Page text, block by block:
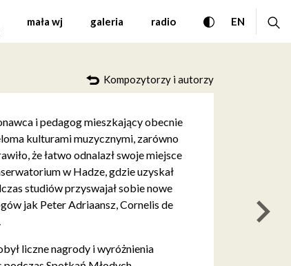
Współczesnej
mała wj galeria radio przełącz
ENCHANGE
Kompozytorzy i autorzy
i pedagog mieszkający obecnie
kulturami muzycznymi, zarówno
że łatwo odnalazł swoje miejsce
w Hadze, gdzie uzyskał
studiów przyswajał sobie nowe
jak Peter Adriaansz, Cornelis de
liczne nagrody i wyróżnienia